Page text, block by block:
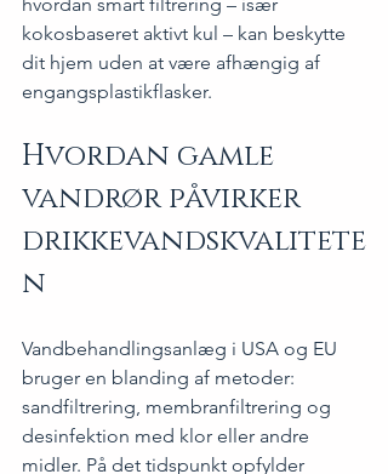
hvordan smart filtrering – især
kokosbaseret aktivt kul – kan beskytte
dit hjem uden at være afhængig af
engangsplastikflasker.
Hvordan gamle
vandrør påvirker
drikkevandskvalitete
n
Vandbehandlingsanlæg i USA og EU
bruger en blanding af metoder:
sandfiltrering, membranfiltrering og
desinfektion med klor eller andre
midler. På det tidspunkt opfylder